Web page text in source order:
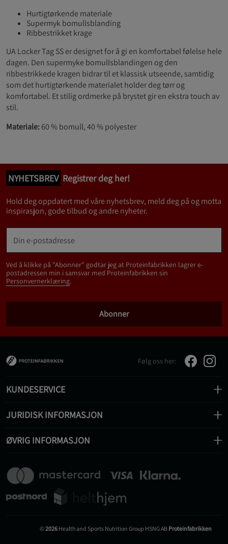
Hurtigtørkende materiale
Supermyk bomullsblanding
Ribbestrikket krage
UA Locker Tag SS er designet for å gi en komfortabel følelse hele
dagen. Den supermyke bomullsblandingen og den
ribbestrikkede kragen bidrar til et klassisk utseende, samtidig
som det hurtigtørkende materialet holder deg tørr og
komfortabel. Et stilig ordmerke på brystet gir en ekstra touch av
stil.
Materiale:60 % bomull, 40 % polyester
NYHETSBREV Registrer deg her!
Hold deg oppdatert med våre nyhetsbrev, meld deg på og motta
inspirasjon, gode tilbud og andre nyheter.
Ved å klikke på "Abonner" godtar jeg at Proteinfabrikken lagrer e-
postadressen min i samsvar med Proteinfabrikken sin
Personvernerklæring.
Abonner
Følg oss her:
KUNDESERVICE
JURIDISK INFORMASJON
ØVRIG INFORMASJON
©2026 Health and Sports Nutrition Group HSNG AB Proteinfabrikken